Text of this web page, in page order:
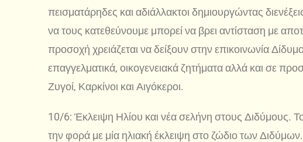
πεισματάρηδες και αδιάλλακτοι δημιουργώντας
να τους κατεθεύνουμε μπορεί να βρει αντίσταση με
προσοχή χρειάζεται να δείξουν στην επικοινωνία
επαγγελματικά, οικογενειακά ζητήματα αλλά και σε
Ζυγοί, Καρκίνοι και Αιγόκεροι.
10/6: Έκλειψη Ηλίου και νέα σελήνη στους Διδύμους.
την φορά με μία ηλιακή έκλειψη στο ζώδιο των